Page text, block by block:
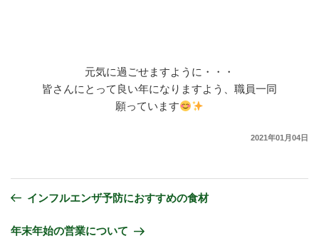
元気に過ごせますように・・・
皆さんにとって良い年になりますよう、職員一同
願っています
2021年01月04日
インフルエンザ予防におすすめの食材
年末年始の営業について